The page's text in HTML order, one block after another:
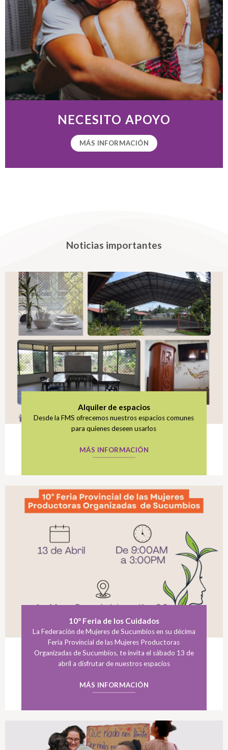
NECESITO APOYO
MÁS INFORMACIÓN
Noticias importantes
Alquiler de espacios
Desde la FMS ofrecemos nuestros espacios comunes
para quienes deseen usarlos
MÁS INFORMACIÓN
10° Feria de los Cuidados
La Federación de Mujeres de Sucumbíos en su décima
Feria Provincial de las Mujeres Productoras
Organizadas de Sucumbíos, te invita el sábado 13 de
abril a disfrutar de nuestros espacios
MÁS INFORMACIÓN